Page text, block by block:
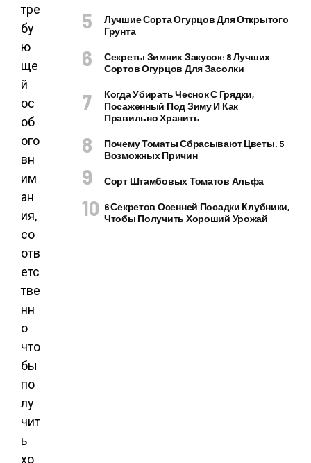
тре
бу
ю
ще
й
ос
об
ого
вн
им
ан
ия,
со
отв
етс
тве
нн
о
что
бы
по
лу
чит
ь
хо
Лучшие Сорта Огурцов Для Открытого
Грунта
Секреты Зимних Закусок: 8 Лучших
Сортов Огурцов Для Засолки
Когда Убирать Чеснок С Грядки,
Посаженный Под Зиму И Как
Правильно Хранить
Почему Томаты Сбрасывают Цветы. 5
Возможных Причин
Сорт Штамбовых Томатов Альфа
6 Секретов Осенней Посадки Клубники,
Чтобы Получить Хороший Урожай